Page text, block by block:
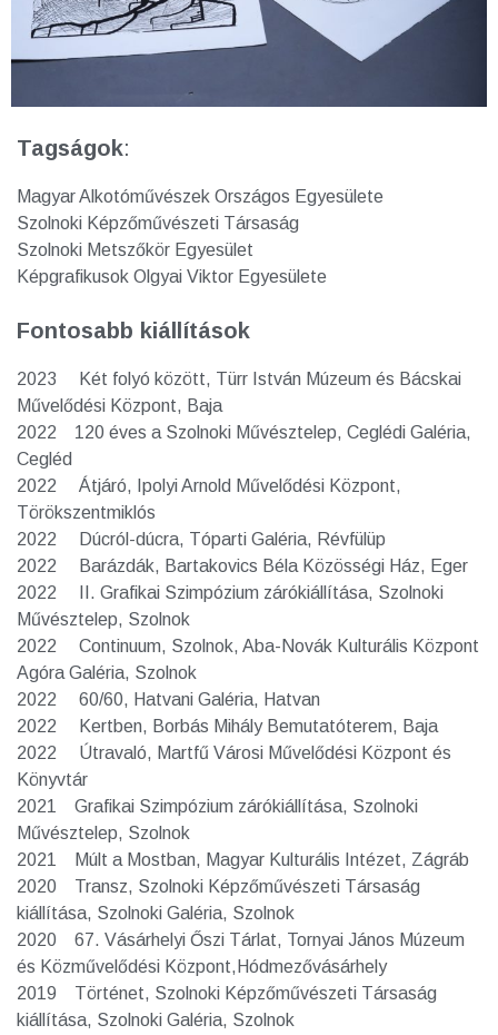
Tagságok:
Magyar Alkotóművészek Országos Egyesülete
Szolnoki Képzőművészeti Társaság
Szolnoki Metszőkör Egyesület
Képgrafikusok Olgyai Viktor Egyesülete
Fontosabb kiállítások
2023 Két folyó között, Türr István Múzeum és Bácskai
Művelődési Központ, Baja
2022 120 éves a Szolnoki Művésztelep, Ceglédi Galéria,
Cegléd
2022 Átjáró, Ipolyi Arnold Művelődési Központ,
Törökszentmiklós
2022 Dúcról-dúcra, Tóparti Galéria, Révfülüp
2022 Barázdák, Bartakovics Béla Közösségi Ház, Eger
2022 II. Grafikai Szimpózium zárókiállítása, Szolnoki
Művésztelep, Szolnok
2022 Continuum, Szolnok, Aba-Novák Kulturális Központ
Agóra Galéria, Szolnok
2022 60/60, Hatvani Galéria, Hatvan
2022 Kertben, Borbás Mihály Bemutatóterem, Baja
2022 Útravaló, Martfű Városi Művelődési Központ és
Könyvtár
2021 Grafikai Szimpózium zárókiállítása, Szolnoki
Művésztelep, Szolnok
2021 Múlt a Mostban, Magyar Kulturális Intézet, Zágráb
2020 Transz, Szolnoki Képzőművészeti Társaság
kiállítása, Szolnoki Galéria, Szolnok
2020 67. Vásárhelyi Őszi Tárlat, Tornyai János Múzeum
és Közművelődési Központ,Hódmezővásárhely
2019 Történet, Szolnoki Képzőművészeti Társaság
kiállítása, Szolnoki Galéria, Szolnok